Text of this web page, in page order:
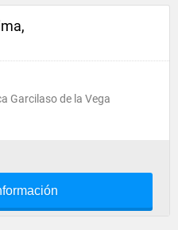
Garcilaso de la Vega